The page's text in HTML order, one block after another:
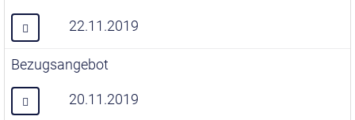
22.11.2019
Bezugsangebot
20.11.2019